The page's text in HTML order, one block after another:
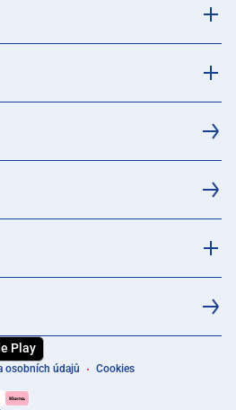
Play
osobních údajů
Cookies